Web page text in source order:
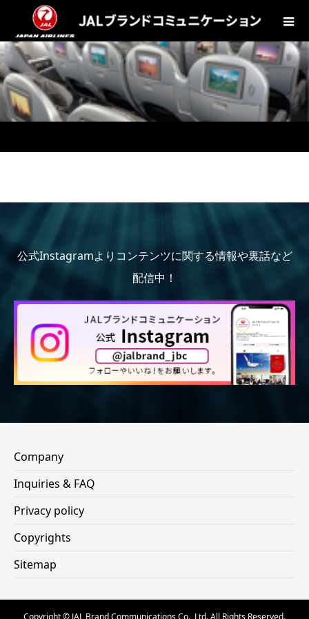
公式Instagramよりコンテンツに関する情報や裏話など
配信中！
Company
Inquiries & FAQ
Privacy policy
Copyrights
Sitemap